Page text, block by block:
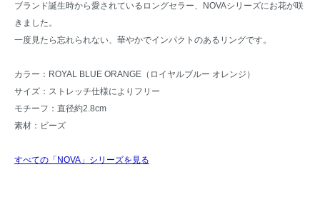
ブランド誕生時から愛されているロングセラー、NOVAシリーズにお花が咲
きました。
一度見たら忘れられない、華やかでインパクトのあるリングです。
カラー：ROYAL BLUE ORANGE（ロイヤルブルー オレンジ）
サイズ：ストレッチ仕様によりフリー
モチーフ：直径約2.8cm
素材：ビーズ
すべての「NOVA」シリーズを見る